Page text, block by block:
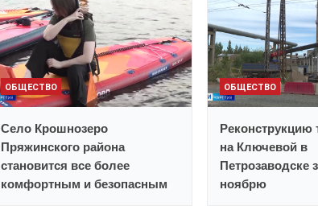
ОБЩЕСТВО
Село Крошнозеро
Пряжинского района
становится все более
комфортным и безопасным
ОБЩЕСТВО
Реконструкцию
на Ключевой в
Петрозаводске
ноябрю